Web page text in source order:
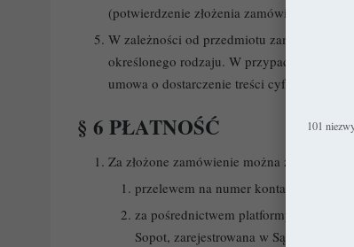
(potwierdzenie złożenia zamówienia).
W zależności od przedmiotu zamówienia,
określonego rodzaju. W przypadku
umowa o dostarczenie treści cyfrowych.
§ 6 PŁATNOŚĆ
Za złożone zamówienie można zapłacić,
przelewem na numer konta 50 1050
za pośrednictwem platformy
Sopot, zarejestrowana w Sądzie
101